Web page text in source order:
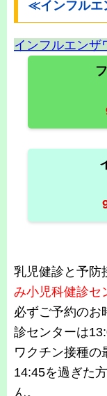
≪インフルエ
インフルエンザ
乳児健診と予防
み小児科健診セ
必ずご予約のお
診センターは
ワクチン接種の
14:45を過ぎた
ん。